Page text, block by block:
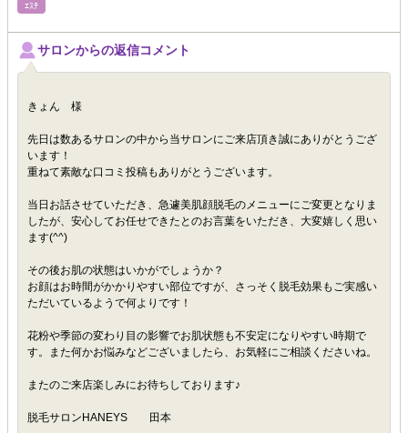
ｴｽﾃ
サロンからの返信コメント
きょん 様
先日は数あるサロンの中から当サロンにご来店頂き誠にありがとうござ
います！
重ねて素敵な口コミ投稿もありがとうございます。
当日お話させていただき、急遽美肌顔脱毛のメニューにご変更となりま
したが、安心してお任せできたとのお言葉をいただき、大変嬉しく思い
ます(^^)
その後お肌の状態はいかがでしょうか？
お顔はお時間がかかりやすい部位ですが、さっそく脱毛効果もご実感い
ただいているようで何よりです！
花粉や季節の変わり目の影響でお肌状態も不安定になりやすい時期で
す。また何かお悩みなどございましたら、お気軽にご相談くださいね。
またのご来店楽しみにお待ちしております♪
脱毛サロンHANEYS 田本